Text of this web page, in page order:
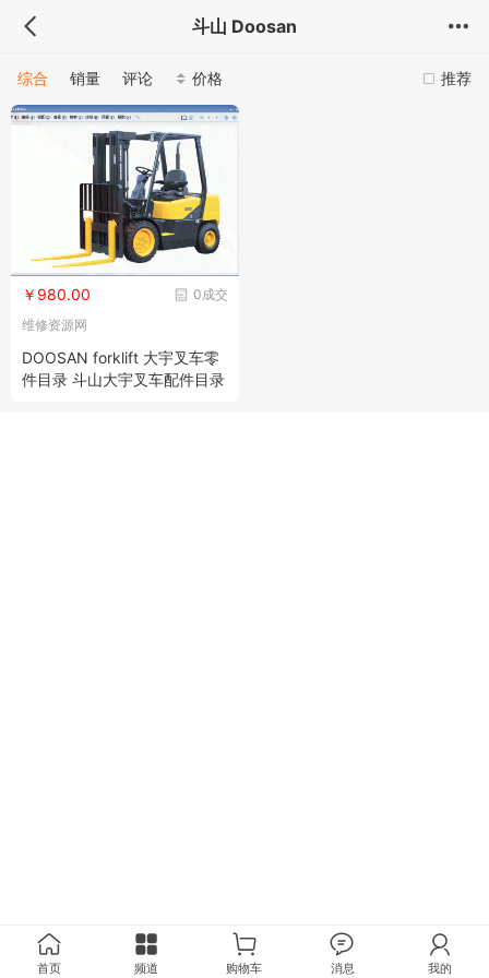
斗山 Doosan
推荐
综合 销量 评论 价格
0成交
￥980.00
维修资源网
DOOSAN forklift 大宇叉车零
件目录 斗山大宇叉车配件目录
首页 频道 购物车 消息 我的